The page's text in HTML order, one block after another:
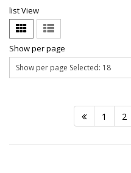
list View
Show per page
1 2